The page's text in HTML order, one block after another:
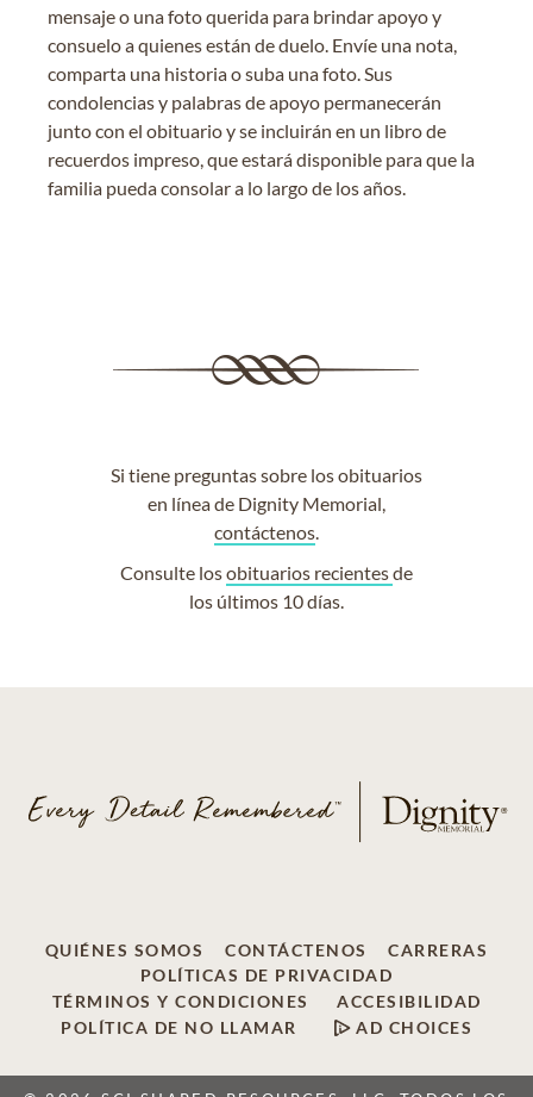
mensaje o una foto querida para brindar apoyo y
consuelo a quienes están de duelo. Envíe una nota,
comparta una historia o suba una foto. Sus
condolencias y palabras de apoyo permanecerán
junto con el obituario y se incluirán en un libro de
recuerdos impreso, que estará disponible para que la
familia pueda consolar a lo largo de los años.
Si tiene preguntas sobre los obituarios
en línea de Dignity Memorial,
contáctenos.
Consulte losobituarios recientesde
los últimos 10 días.
QUIÉNES SOMOS CONTÁCTENOS
CARRERAS
POLÍTICAS DE PRIVACIDAD
TÉRMINOS Y CONDICIONES
ACCESIBILIDAD
POLÍTICA DE NO LLAMAR
AD CHOICES